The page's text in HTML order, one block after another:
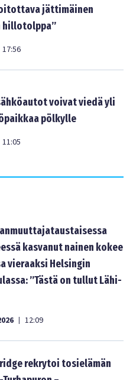
jättimäinen
17:56
voivat viedä yli
pölkylle
11:05
kasvanut nainen kokee
vieraaksi Helsingin
”Tästä on tullut Lähi-
| 12:09
rekrytoi tosielämän